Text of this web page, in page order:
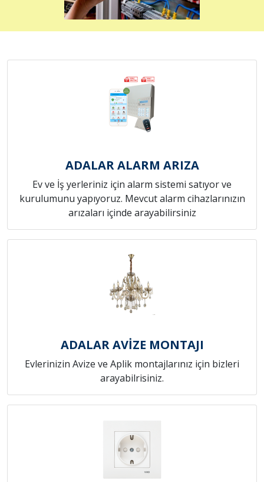
ADALAR ALARM ARIZA
Ev ve İş yerleriniz için alarm sistemi satıyor ve
kurulumunu yapıyoruz. Mevcut alarm cihazlarınızın
arızaları içinde arayabilirsiniz
ADALAR AVİZE MONTAJI
Evlerinizin Avize ve Aplik montajlarınız için bizleri
arayabilrisiniz.